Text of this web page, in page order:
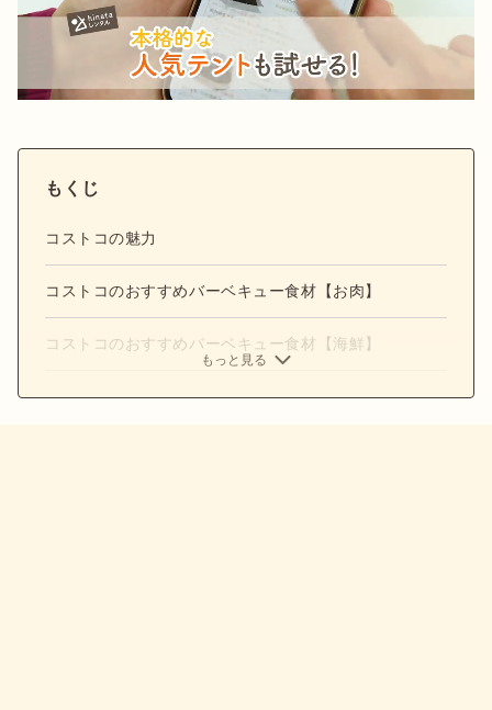
もくじ
コストコの魅力
コストコのおすすめバーベキュー食材【お肉】
コストコのおすすめバーベキュー食材【海鮮】
もっと見る